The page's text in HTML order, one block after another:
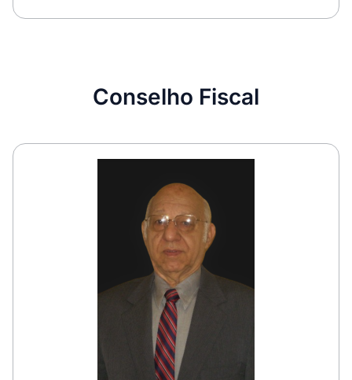
Conselho Fiscal